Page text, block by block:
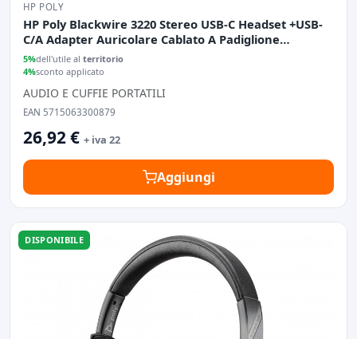
HP POLY
HP Poly Blackwire 3220 Stereo USB-C Headset +USB-
C/A Adapter Auricolare Cablato A Padiglione
Business/Everyday USB tipo-C Nero
5%dell'utile al territorio
4%sconto applicato
AUDIO E CUFFIE PORTATILI
EAN 5715063300879
26,92 € + iva 22
Aggiungi
DISPONIBILE